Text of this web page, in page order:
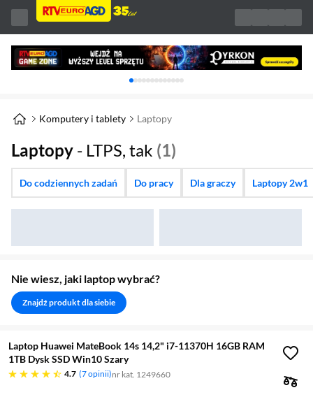
Karuzela z banerami, aktualny element 1 z
Komputery i tablety Laptopy
Laptopy - LTPS, tak (1)
Do codziennych zadań Do pracy Dla graczy Laptopy 2w1
Nie wiesz, jaki laptop wybrać?
Znajdź produkt dla siebie
Laptop Huawei MateBook 14s 14,2" i7-11370H 16GB RAM
1TB Dysk SSD Win10 Szary
4.7
4.7 gwiazdek 7 opinii nr kat. 1249660